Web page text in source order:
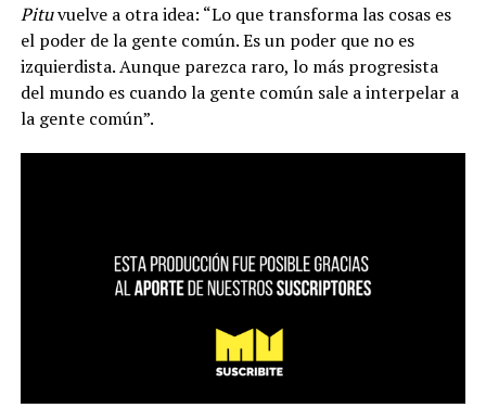
Pituvuelve a otra idea: “Lo que transforma las cosas es
el poder de la gente común. Es un poder que no es
izquierdista. Aunque parezca raro, lo más progresista
del mundo es cuando la gente común sale a interpelar a
la gente común”.